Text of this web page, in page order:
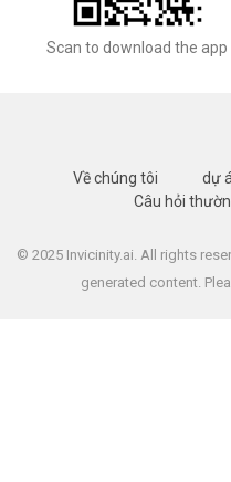
Scan to download the app
Về chúng tôi dự
Câu hỏi
© 2025 Invicinity.ai. All rights
generated content.